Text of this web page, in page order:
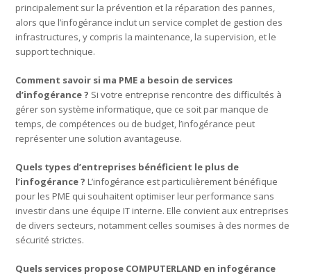
principalement sur la prévention et la réparation des pannes,
alors que l’infogérance inclut un service complet de gestion des
infrastructures, y compris la maintenance, la supervision, et le
support technique.
Comment savoir si ma PME a besoin de services
d’infogérance ? Si votre entreprise rencontre des difficultés à
gérer son système informatique, que ce soit par manque de
temps, de compétences ou de budget, l’infogérance peut
représenter une solution avantageuse.
Quels types d’entreprises bénéficient le plus de
l’infogérance ? L’infogérance est particulièrement bénéfique
pour les PME qui souhaitent optimiser leur performance sans
investir dans une équipe IT interne. Elle convient aux entreprises
de divers secteurs, notamment celles soumises à des normes de
sécurité strictes.
Quels services propose COMPUTERLAND en infogérance